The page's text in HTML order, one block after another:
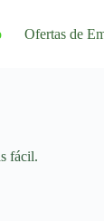
Ofertas de
fácil.